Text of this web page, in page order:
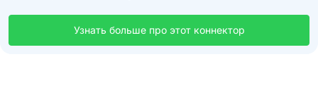
Узнать больше про этот коннектор